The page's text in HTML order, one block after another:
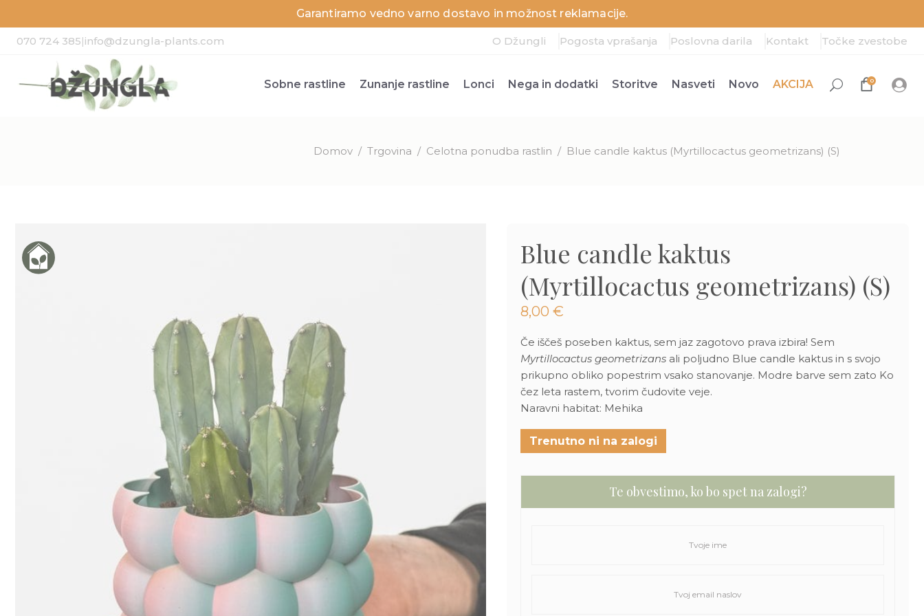
Garantiramo vedno varno dostavo in možnost reklamacije.
070 724 385|info@dzungla-plants.com O Džungli Pogosta vprašanja Poslovna darila Kontakt Točke zvestobe
Sobne rastline Zunanje rastline Lonci Nega in dodatki Storitve Nasveti Novo AKCIJA 0
Domov / Trgovina / Celotna ponudba rastlin / Blue candle kaktus (Myrtillocactus geometrizans) (S)
Blue candle kaktus
(Myrtillocactus geometrizans) (S)
8,00 €
Če iščeš poseben kaktus, sem jaz zagotovo prava izbira! Sem
Myrtillocactus geometrizans ali poljudno Blue candle kaktus in s svojo
prikupno obliko popestrim vsako stanovanje. Modre barve sem zato Ko
čez leta rastem, tvorim čudovite veje.
Naravni habitat: Mehika
Trenutno ni na zalogi
Te obvestimo, ko bo spet na zalogi?